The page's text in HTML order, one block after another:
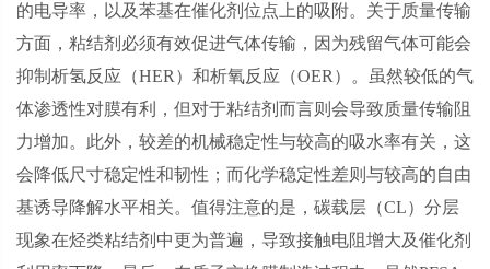
的电导率，以及苯基在催化剂位点上的吸附。关于质量传输
方面，粘结剂必须有效促进气体传输，因为残留气体可能会
抑制析氢反应（HER ）和析氧反应（OER ）。虽然较低的气
体渗透性对膜有利，但对于粘结剂而言则会导致质量传输阻
力增加。此外，较差的机械稳定性与较高的吸水率有关，这
会降低尺寸稳定性和韧性；而化学稳定性差则与较高的自由
基诱导降解水平相关。值得注意的是，碳载层（CL）分层
现象在烃类粘结剂中更为普遍，导致接触电阻增大及催化剂